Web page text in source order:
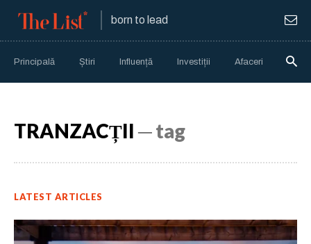
born to lead
Principală Știri Influență Investiții Afaceri
TRANZACȚII ─ tag
LATEST ARTICLES